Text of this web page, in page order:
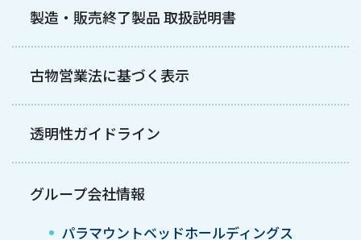
製造・販売終了製品 取扱説明書
古物営業法に基づく表示
透明性ガイドライン
グループ会社情報
パラマウントベッドホールディングス